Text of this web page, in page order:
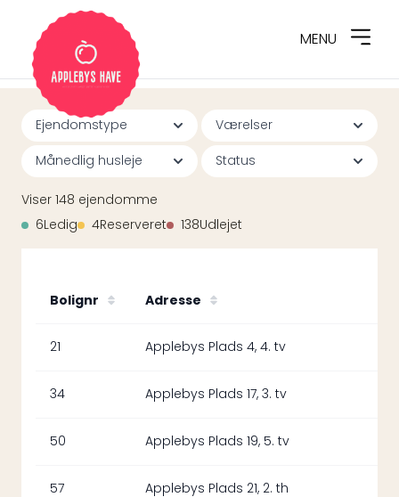
Spring til indhold
MENU
Ejendomstype Værelser
Månedlig husleje Status
Viser 148 ejendomme
6Ledig 4Reserveret 138Udlejet
Bolignr Adresse
21 Applebys Plads 4, 4. tv
34 Applebys Plads 17, 3. tv
50 Applebys Plads 19, 5. tv
57 Applebys Plads 21, 2. th